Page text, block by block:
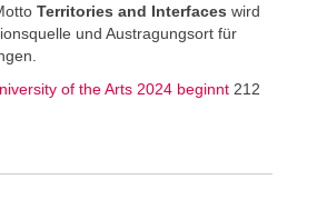
Territories and Interfaces wird
und Austragungsort für
of the Arts 2024 beginnt 212